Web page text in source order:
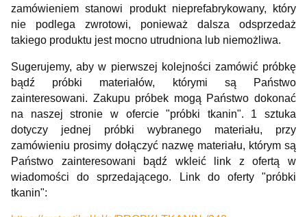
zamówieniem stanowi produkt nieprefabrykowany, który
nie podlega zwrotowi, ponieważ dalsza odsprzedaż
takiego produktu jest mocno utrudniona lub niemożliwa.
Sugerujemy, aby w pierwszej kolejności zamówić próbkę
bądź próbki materiałów, którymi są Państwo
zainteresowani. Zakupu próbek mogą Państwo dokonać
na naszej stronie w ofercie "próbki tkanin". 1 sztuka
dotyczy jednej próbki wybranego materiału, przy
zamówieniu prosimy dołączyć nazwę materiału, którym są
Państwo zainteresowani bądź wkleić link z ofertą w
wiadomości do sprzedającego. Link do oferty "próbki
tkanin":